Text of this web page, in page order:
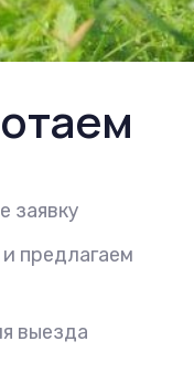
заявку
предлагаем
выезда